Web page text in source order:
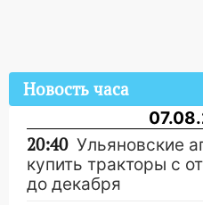
Новость часа
20:40 Ульяновские
купить тракторы с
до декабря